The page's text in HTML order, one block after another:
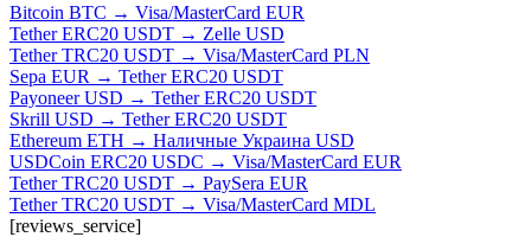
Bitcoin BTC → Visa/MasterCard EUR
Tether ERC20 USDT → Zelle USD
Tether TRC20 USDT → Visa/MasterCard PLN
Sepa EUR → Tether ERC20 USDT
Payoneer USD → Tether ERC20 USDT
Skrill USD → Tether ERC20 USDT
Ethereum ETH → Наличные Украина USD
USDCoin ERC20 USDC → Visa/MasterCard EUR
Tether TRC20 USDT → PaySera EUR
Tether TRC20 USDT → Visa/MasterCard MDL
[reviews_service]